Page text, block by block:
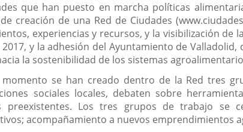
que han puesto en marcha políticas
creación de una Red de Ciudades
experiencias y recursos, y la visibilización
y la adhesión del Ayuntamiento de
la sostenibilidad de los sistemas
momento se han creado dentro de la Red tres
sociales locales, debaten sobre
preexistentes. Los tres grupos de trabajo se
acompañamiento a nuevos emprendimientos